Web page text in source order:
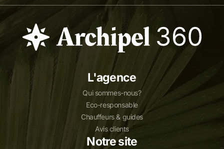
L'agence
Qui sommes-nous?
Eco-responsable
Chauffeurs & guides
Avis clients
Notre site